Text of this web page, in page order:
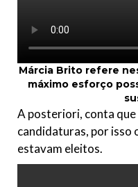
Márcia Brito refere
máximo esforço
A posteriori, conta que
candidaturas, por isso
estavam eleitos.